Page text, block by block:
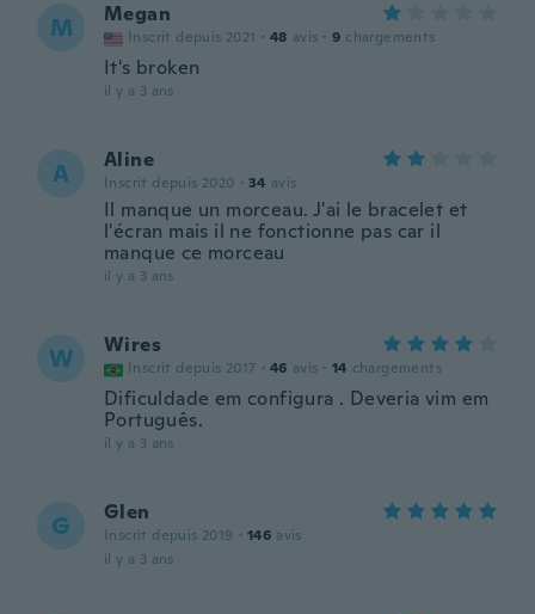
M Megan
Inscrit depuis 2021 · 48 avis · 9 chargements
It's broken
il y a 3 ans
A Aline
Inscrit depuis 2020 · 34 avis
Il manque un morceau. J'ai le bracelet et
l'écran mais il ne fonctionne pas car il
manque ce morceau
il y a 3 ans
W Wires
Inscrit depuis 2017 · 46 avis · 14 chargements
Dificuldade em configura . Deveria vim em
Português.
il y a 3 ans
G Glen
Inscrit depuis 2019 · 146 avis
il y a 3 ans